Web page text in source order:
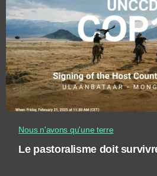
Nous n'avons qu'une terre
Le pastoralisme doit